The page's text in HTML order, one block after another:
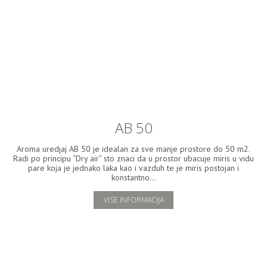
AB 50
Aroma uredjaj AB 50 je idealan za sve manje prostore do 50 m2.
Radi po principu “Dry air” sto znaci da u prostor ubacuje miris u vidu
pare koja je jednako laka kao i vazduh te je miris postojan i
konstantno...
VISE INFORMACIJA